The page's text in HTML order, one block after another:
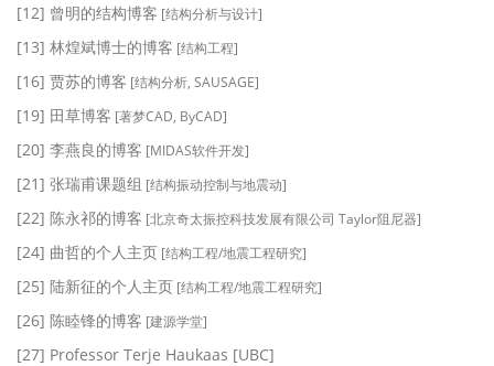
[12] 曾明的结构博客 [结构分析与设计]
[13] 林煌斌博士的博客 [结构工程]
[16] 贾苏的博客 [结构分析, SAUSAGE]
[19] 田草博客 [著梦CAD, ByCAD]
[20] 李燕良的博客 [MIDAS软件开发]
[21] 张瑞甫课题组 [结构振动控制与地震动]
[22] 陈永祁的博客 [北京奇太振控科技发展有限公司 Taylor阻尼器]
[24] 曲哲的个人主页 [结构工程/地震工程研究]
[25] 陆新征的个人主页 [结构工程/地震工程研究]
[26] 陈睦锋的博客 [建源学堂]
[27] Professor Terje Haukaas [UBC]